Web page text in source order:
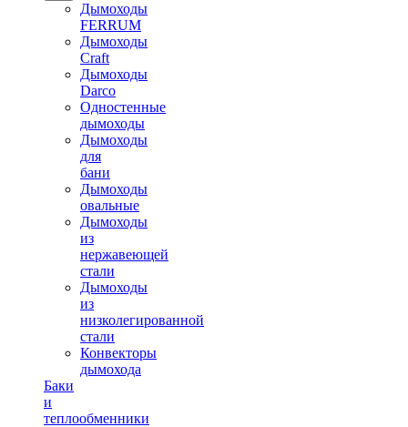
Дымоходы
FERRUM
Дымоходы
Craft
Дымоходы
Darco
Одностенные
дымоходы
Дымоходы
для
бани
Дымоходы
овальные
Дымоходы
из
нержавеющей
стали
Дымоходы
из
низколегированной
стали
Конвекторы
дымохода
Баки
и
теплообменники